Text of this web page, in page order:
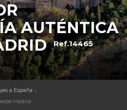
AUTÉNTICA
Ref.14465
a España
Madrid